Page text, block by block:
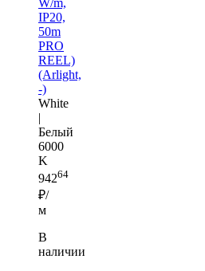
IP20,
50m
PRO
REEL)
(Arlight,
-)
White
|
Белый
6000
K
94264
₽/
м
В
наличии